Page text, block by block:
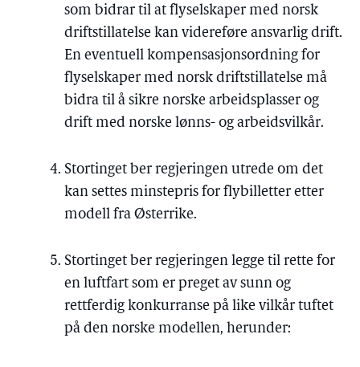
som bidrar til at flyselskaper med norsk
driftstillatelse kan videreføre ansvarlig drift.
En eventuell kompensasjonsordning for
flyselskaper med norsk driftstillatelse må
bidra til å sikre norske arbeidsplasser og
drift med norske lønns- og arbeidsvilkår.
Stortinget ber regjeringen utrede om det
kan settes minstepris for flybilletter etter
modell fra Østerrike.
Stortinget ber regjeringen legge til rette for
en luftfart som er preget av sunn og
rettferdig konkurranse på like vilkår tuftet
på den norske modellen, herunder: